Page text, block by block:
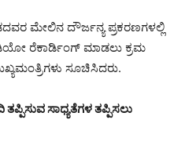
ಮೇಲಿನ ದೌರ್ಜನ್ಯ ಪ್ರಕರಣಗಳಲ್ಲಿ
ರೆಕಾರ್ಡಿಂಗ್ ಮಾಡಲು ಕ್ರಮ
ಸೂಚಿಸಿದರು.
ಸಾಧ್ಯತೆಗಳ ತಪ್ಪಿಸಲು